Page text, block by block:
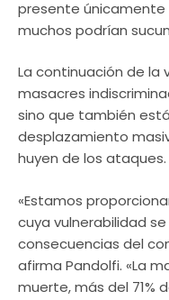
presente únicamente
muchos podrían
La continuación de la
masacres
sino que también
desplazamiento
huyen de los ataques.
«Estamos
cuya vulnerabilidad
consecuencias del
afirma Pandolfi. «La
muerte, más del 71%